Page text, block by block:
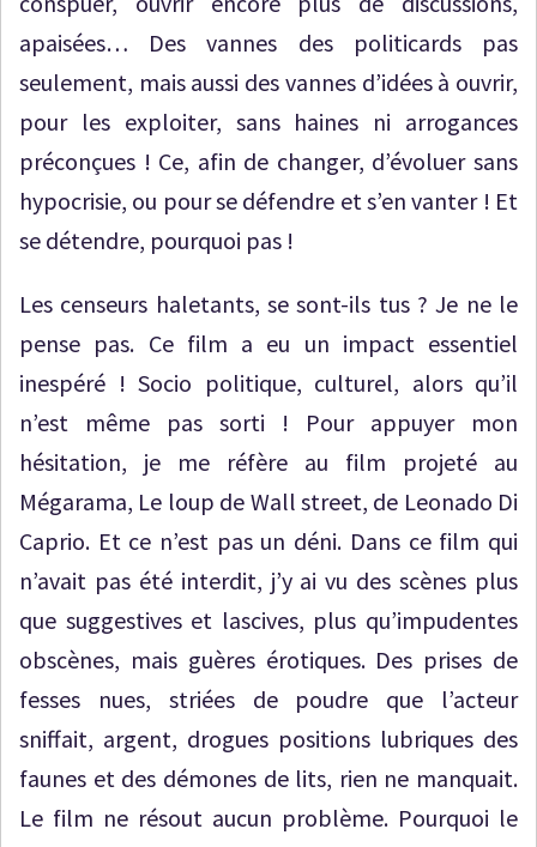
apaisées… Des vannes des politicards pas
seulement, mais aussi des vannes d’idées à ouvrir,
pour les exploiter, sans haines ni arrogances
préconçues ! Ce, afin de changer, d’évoluer sans
hypocrisie, ou pour se défendre et s’en vanter ! Et
se détendre, pourquoi pas !
Les censeurs haletants, se sont-ils tus ? Je ne le
pense pas. Ce film a eu un impact essentiel
inespéré ! Socio politique, culturel, alors qu’il
n’est même pas sorti ! Pour appuyer mon
hésitation, je me réfère au film projeté au
Mégarama, Le loup de Wall street, de Leonado Di
Caprio. Et ce n’est pas un déni. Dans ce film qui
n’avait pas été interdit, j’y ai vu des scènes plus
que suggestives et lascives, plus qu’impudentes
obscènes, mais guères érotiques. Des prises de
fesses nues, striées de poudre que l’acteur
sniffait, argent, drogues positions lubriques des
faunes et des démones de lits, rien ne manquait.
Le film ne résout aucun problème. Pourquoi le